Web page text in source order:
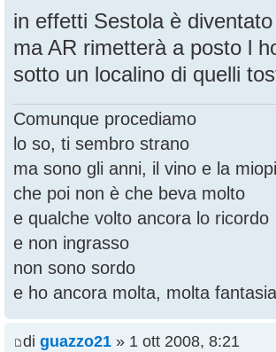
in effetti Sestola è
ma AR rimetterà a posto l
sotto un localino di quelli
Comunque procediamo
lo so, ti sembro strano
ma sono gli anni, il vino e la
che poi non è che beva molto
e qualche volto ancora lo ricordo
e non ingrasso
non sono sordo
e ho ancora molta, molta fantasia
di guazzo21 » 1 ott 2008, 8:21